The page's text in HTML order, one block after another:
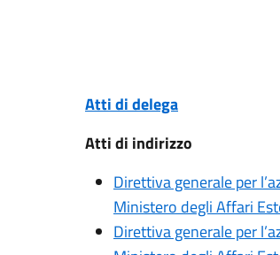
Atti di delega
Atti di indirizzo
Direttiva generale per
Ministero degli Affari
Direttiva generale per